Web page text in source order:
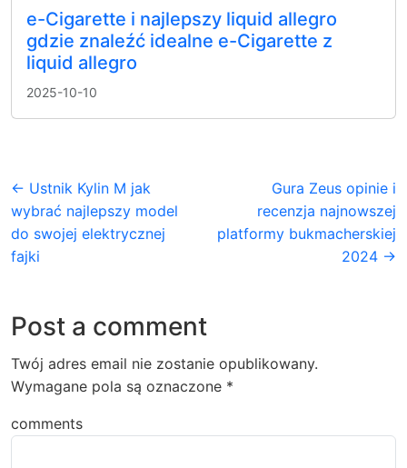
e-Cigarette i najlepszy liquid allegro
gdzie znaleźć idealne e-Cigarette z
liquid allegro
2025-10-10
← Ustnik Kylin M jak
wybrać najlepszy model
do swojej elektrycznej
fajki
Gura Zeus opinie i
recenzja najnowszej
platformy bukmacherskiej
2024 →
Post a comment
Twój adres email nie zostanie opublikowany.
Wymagane pola są oznaczone *
comments